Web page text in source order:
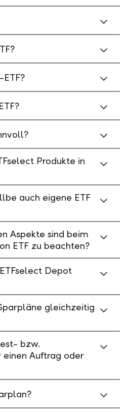
Produkte in
auch eigene ETF
Aspekte sind beim
ETF zu beachten?
Depot
gleichzeitig
bzw.
Auftrag oder